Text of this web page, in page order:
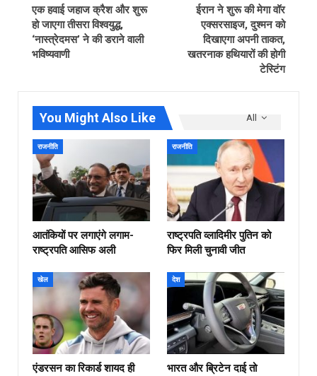
एक हवाई जहाज क्रैश और शुरू
हो जाएगा तीसरा विश्वयुद्ध,
‘नास्त्रेदमस’ ने की डराने वाली
भविष्यवाणी
ईरान ने शुरू की मेगा वॉर
एक्‍सरसाइज, दुश्‍मन को
दिखाएगा अपनी ताकत,
खतरनाक हथियारों की होगी
टेस्टिंग
All
You Might Also Like
राजनीति
आतंकियों पर लगाएंगे लगाम-
राष्ट्रपति आसिफ अली
राजनीति
राष्ट्रपति व्लादिमीर पुतिन को
फिर मिली चुनावी जीत
खेल
एंडरसन का रिकार्ड शायद ही
देश
भारत और ब्रिटेन दाई तो